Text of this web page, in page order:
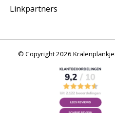
Linkpartners
© Copyright 2026